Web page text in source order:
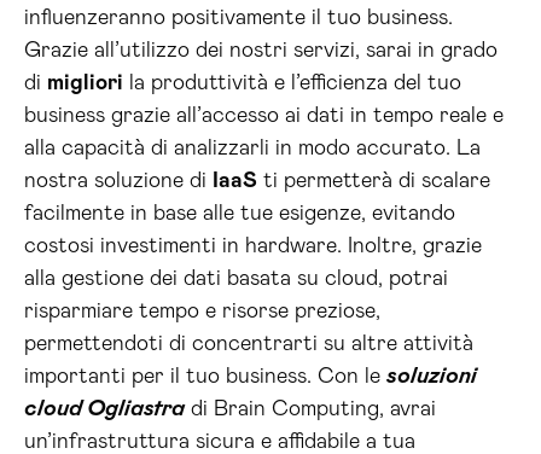
influenzeranno positivamente il tuo business.
Grazie all’utilizzo dei nostri servizi, sarai in grado
di migliori la produttività e l’efficienza del tuo
business grazie all’accesso ai dati in tempo reale e
alla capacità di analizzarli in modo accurato. La
nostra soluzione di
IaaS ti permetterà di scalare
facilmente in base alle tue esigenze, evitando
costosi investimenti in hardware. Inoltre, grazie
alla gestione dei dati basata su cloud, potrai
risparmiare tempo e risorse preziose,
permettendoti di concentrarti su altre attività
importanti per il tuo business. Con le soluzioni
cloud Ogliastradi Brain Computing, avrai
un’infrastruttura sicura e affidabile a tua